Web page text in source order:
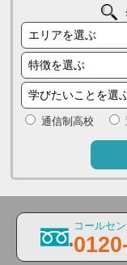
通信制高校
コールセ